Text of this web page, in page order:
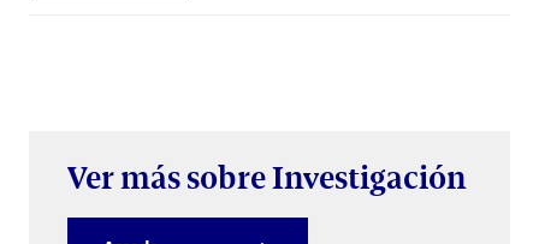
Ver más sobre Investigación